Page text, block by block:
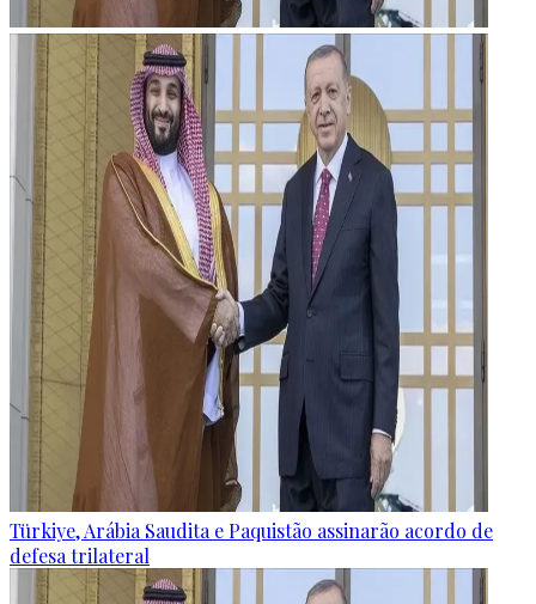
Türkiye, Arábia Saudita e Paquistão assinarão acordo de
defesa trilateral